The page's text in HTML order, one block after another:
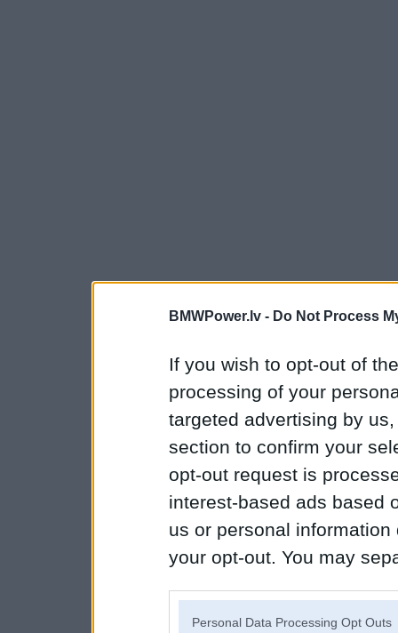
BMWPower.lv - Do Not Process
If you wish to opt-out of
processing of your
targeted advertising by
section to confirm your
opt-out request is
interest-based ads based
us or personal
your opt-out. You may
Personal Data Processing Opt Outs